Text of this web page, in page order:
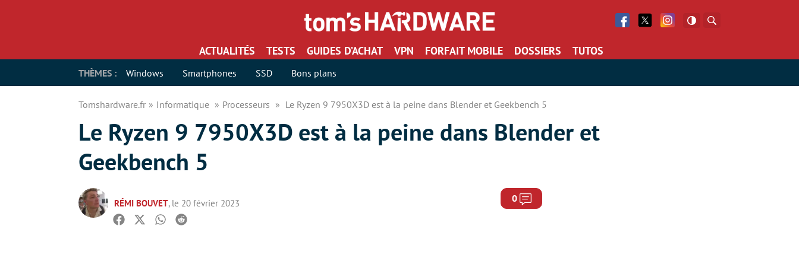
Facebook
Twitter Facebook
ACTUALITÉS TESTS GUIDES D’ACHAT VPN FORFAIT MOBILE DOSSIERS TUTOS
THÈMES : Windows Smartphones SSD Bons plans
Tomshardware.fr Informatique Processeurs Le Ryzen 9 7950X3D est à la peine dans Blender et Geekbench 5
Le Ryzen 9 7950X3D est à la peine dans Blender et
Geekbench 5
RÉMI BOUVET, le 20 février 2023 0 Commentaires
Facebook
TwitterWhatsapp
Reddit